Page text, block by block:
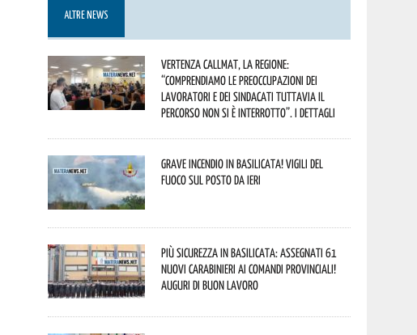
ALTRE NEWS
Vertenza CallMat, la Regione:
“comprendiamo le preoccupazioni dei
lavoratori e dei sindacati tuttavia il
percorso non si è interrotto”. I dettagli
Grave incendio in Basilicata! Vigili del
fuoco sul posto da ieri
Più sicurezza in Basilicata: assegnati 61
nuovi Carabinieri ai Comandi provinciali!
Auguri di buon lavoro